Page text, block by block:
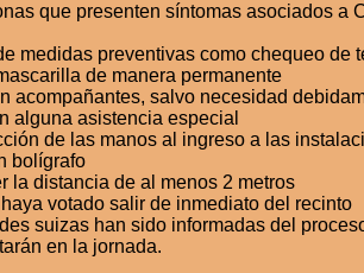
que presenten síntomas asociados a
medidas preventivas como chequeo
de manera permanente
acompañantes, salvo necesidad
alguna asistencia especial
de las manos al ingreso a las
bolígrafo
la distancia de al menos 2 metros
votado salir de inmediato del recinto
suizas han sido informadas del
en la jornada.